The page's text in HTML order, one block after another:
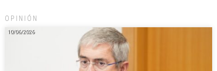
OPINIÓN
10/06/2026